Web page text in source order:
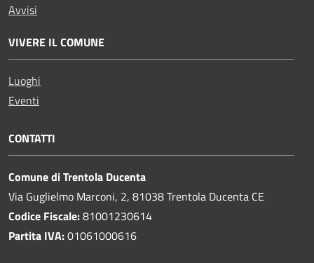
Avvisi
VIVERE IL COMUNE
Luoghi
Eventi
CONTATTI
Comune di Trentola Ducenta
Via Guglielmo Marconi, 2, 81038 Trentola Ducenta CE
Codice Fiscale:81001230614
Partita IVA:01061000616